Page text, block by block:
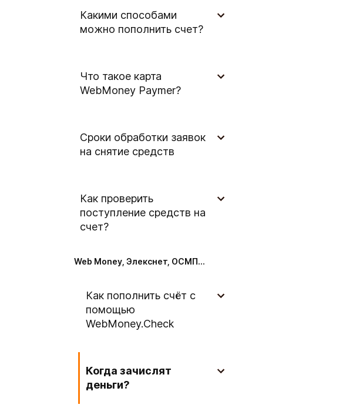
Какими способами
можно пополнить счет?
Что такое карта
WebMoney Paymer?
Сроки обработки заявок
на снятие средств
Как проверить
поступление средств на
счет?
Web Money, Элекснет, ОСМП...
Как пополнить счёт с
помощью
WebMoney.Check
Когда зачислят
деньги?